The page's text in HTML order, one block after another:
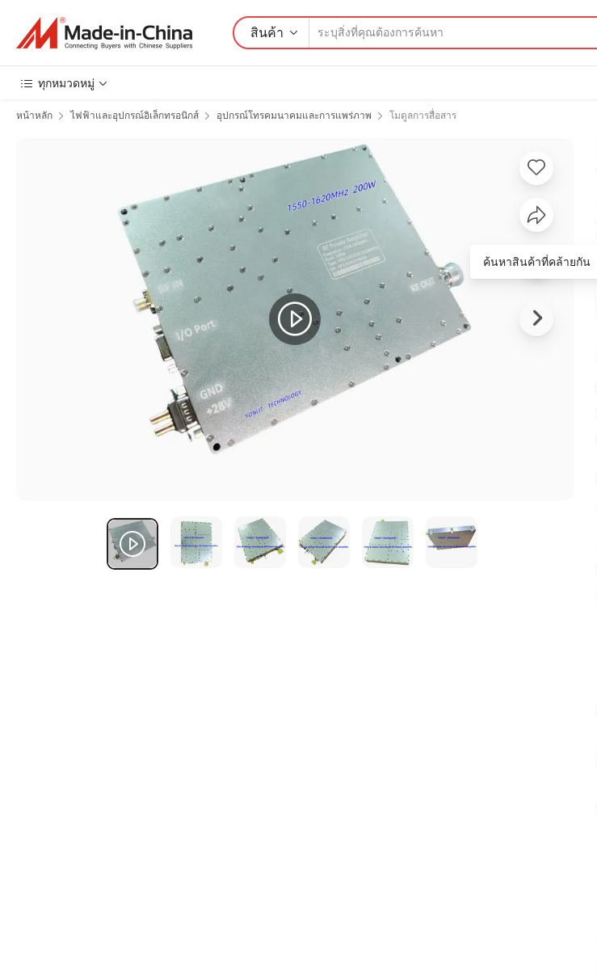
สินค้า
ทุกหมวดหมู่
หน้าหลัก ไฟฟ้าและอุปกรณ์อิเล็กทรอนิกส์ อุปกรณ์โทรคมนาคมและการแพร่ภาพ โมดูลการสื่อสาร
ค้นหาสินค้าที่คล้ายกัน